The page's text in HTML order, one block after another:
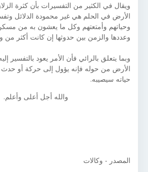
ويقال في الكثير من التفسيرات بأن كثرة
الأرض في الحلم هي غير محمودة الدلائل
وحياتهم وأمتعتهم وكل ما يعشون به من مسكن
وعددها والزمن بين حدوثها إن كانت أكثر من
وبما يتعلق بالرائي فأن الأمر يعود بالتفسير
الأرض من حوله فإنه يؤول إلى حركة أو
حياته سيصيبه.
والله أجل أعلى وأعلم.
المصدر - وكالات